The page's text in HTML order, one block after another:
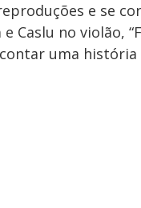
e se
Caslu no violão,
uma